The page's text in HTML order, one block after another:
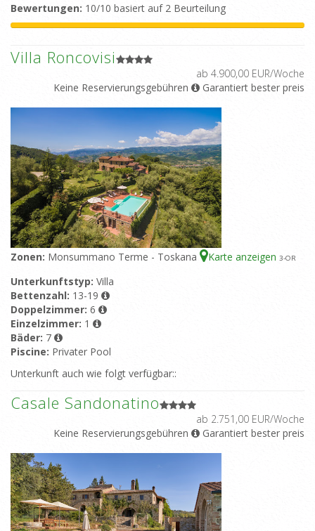
Bewertungen: 10/10 basiert auf 2 Beurteilung
Villa Roncovisi
ab 4.900,00 EUR/Woche
Keine Reservierungsgebühren
Garantiert bester preis
Zonen: Monsummano Terme - Toskana Karte anzeigen 3-OR
Unterkunftstyp: Villa
Bettenzahl: 13-19
Doppelzimmer: 6
Einzelzimmer: 1
Bäder: 7
Piscine: Privater Pool
Unterkunft auch wie folgt verfügbar::
Casale Sandonatino
ab 2.751,00 EUR/Woche
Keine Reservierungsgebühren
Garantiert bester preis